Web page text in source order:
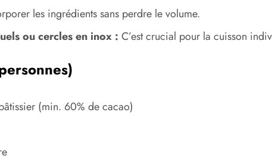
les ingrédients sans perdre le volume.
ou cercles en inox : C’est crucial pour la cuisson
(min. 60% de cacao)